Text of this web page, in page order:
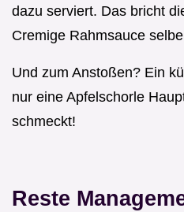
dazu serviert. Das bricht
Cremige Rahmsauce
Und zum Anstoßen? Ein
nur eine Apfelschorle
schmeckt!
Reste